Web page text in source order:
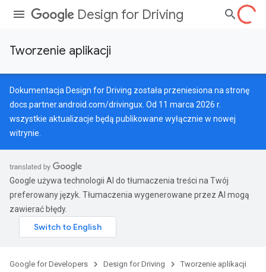
Design for Driving
Tworzenie aplikacji
Dokumentacja Design for Driving została przeniesiona na stronę
docs.partner.android.com/drivingux . Od 11 marca 2026 r.
wszystkie aktualizacje będą publikowane wyłącznie w nowej
witrynie.
Google używa technologii AI do tłumaczenia treści na Twój
preferowany język. Tłumaczenia wygenerowane przez AI mogą
zawierać błędy.
Google for Developers Design for Driving Tworzenie aplikacji